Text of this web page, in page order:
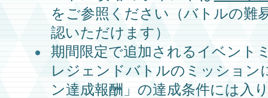
をご参照ください（バトルの難
認いただけます）
期間限定で追加されるイベント
レジェンドバトルのミッション
ン達成報酬」の達成条件には入